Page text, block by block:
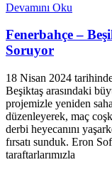
Devamını Oku
Fenerbahçe –
Soruyor
18 Nisan 2024
Beşiktaş arasındaki
projemizle yeniden
düzenleyerek, maç
derbi heyecanını
fırsatı sunduk. Eron
taraftarlarımızla